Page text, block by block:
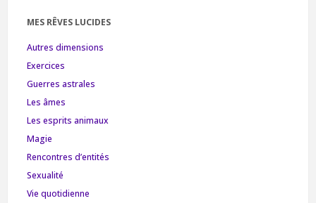
MES RÊVES LUCIDES
Autres dimensions
Exercices
Guerres astrales
Les âmes
Les esprits animaux
Magie
Rencontres d’entités
Sexualité
Vie quotidienne